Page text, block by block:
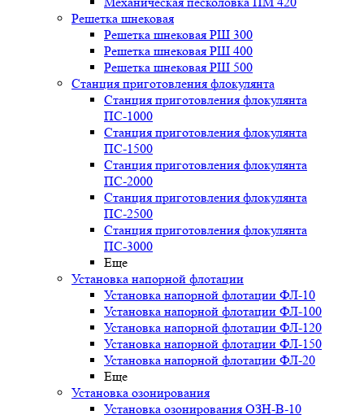
Решетка шнековая
Решетка шнековая РШ 300
Решетка шнековая РШ 400
Решетка шнековая РШ 500
Станция приготовления флокулянта
Станция приготовления флокулянта
ПС-1000
Станция приготовления флокулянта
ПС-1500
Станция приготовления флокулянта
ПС-2000
Станция приготовления флокулянта
ПС-2500
Станция приготовления флокулянта
ПС-3000
Еще
Установка напорной флотации
Установка напорной флотации ФЛ-10
Установка напорной флотации ФЛ-100
Установка напорной флотации ФЛ-120
Установка напорной флотации ФЛ-150
Установка напорной флотации ФЛ-20
Еще
Установка озонирования
Установка озонирования ОЗН-В-10